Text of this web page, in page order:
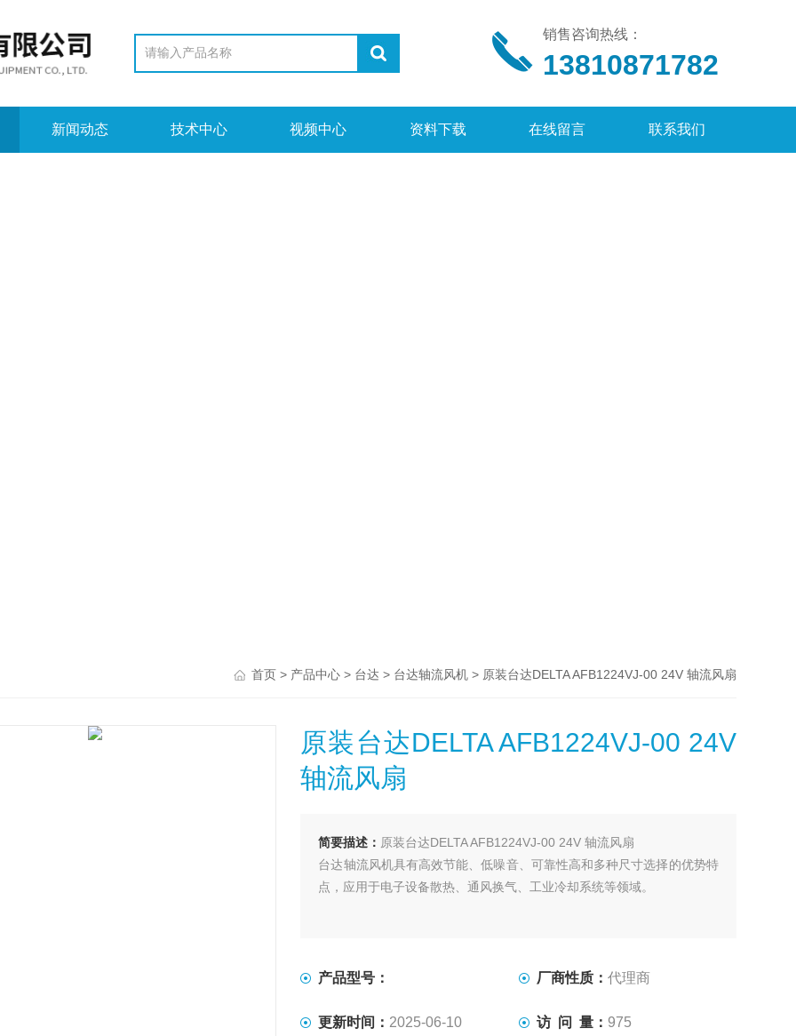
销售咨询热线：
13810871782
新闻动态 技术中心 视频中心 资料下载 在线留言 联系我们
首页> 产品中心> 台达 > 台达轴流风机> 原装台达DELTA AFB1224VJ-00 24V 轴流风扇
原装台达DELTA AFB1224VJ-00 24V
轴流风扇
简要描述： 原装台达DELTA AFB1224VJ-00 24V 轴流风扇
台达轴流风机具有高效节能、低噪音、可靠性高和多种尺寸选择的优势特
点，应用于电子设备散热、通风换气、工业冷却系统等领域。
产品型号： 厂商性质： 代理商
更新时间： 2025-06-10 访 问 量： 975